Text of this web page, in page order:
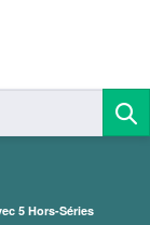
5 Hors-Séries